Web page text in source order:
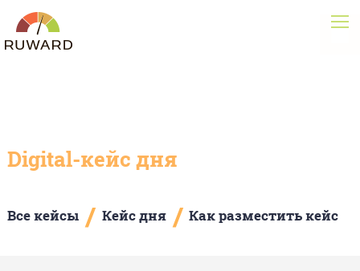
Digital-кейс дня
Все кейсы / Кейс дня / Как разместить кейс